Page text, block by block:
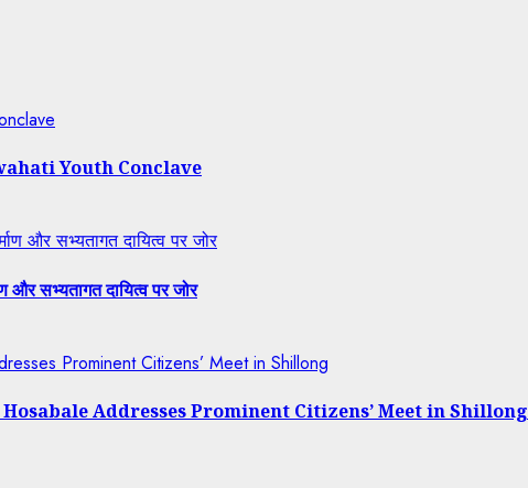
Youth Conclave
और सभ्यतागत दायित्व पर जोर
और सभ्यतागत दायित्व पर जोर
Prominent Citizens’ Meet in Shillong
Addresses Prominent Citizens’ Meet in Shillong